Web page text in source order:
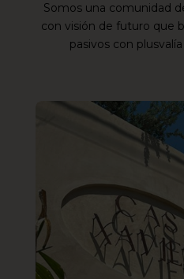
Somos una comunidad
con visión de futuro que
pasivos con